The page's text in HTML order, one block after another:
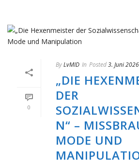
0
ByLvMID In Posted3. Juni 2026
„DIE
DER
N“ –
MODE UND